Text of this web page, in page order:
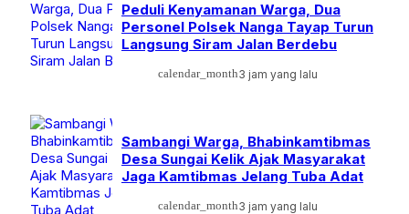
Peduli Kenyamanan Warga, Dua
Personel Polsek Nanga Tayap Turun
Langsung Siram Jalan Berdebu
calendar_month3 jam yang lalu
Sambangi Warga, Bhabinkamtibmas
Desa Sungai Kelik Ajak Masyarakat
Jaga Kamtibmas Jelang Tuba Adat
calendar_month3 jam yang lalu